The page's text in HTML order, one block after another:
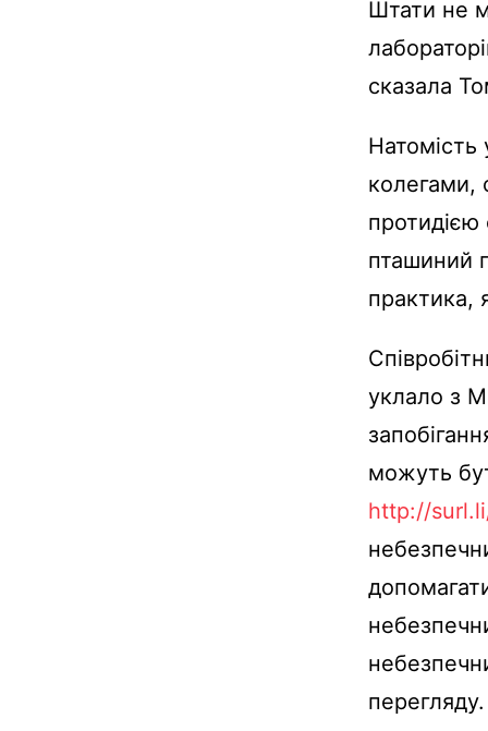
Штати не
сказала
Натомість
колегами,
протидією
пташиний
практика,
уклало з
можуть
http://